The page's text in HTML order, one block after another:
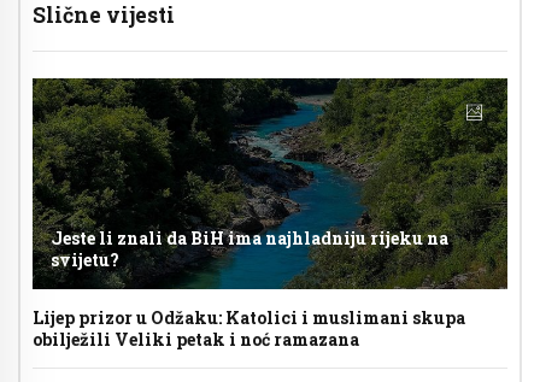
Slične vijesti
Jeste li znali da BiH ima najhladniju rijeku na
svijetu?
Lijep prizor u Odžaku: Katolici i muslimani skupa
obilježili Veliki petak i noć ramazana